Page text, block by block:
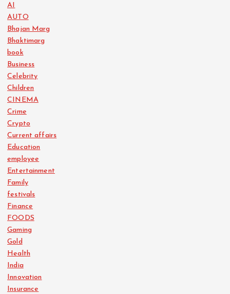
AI
AUTO
Bhajan Marg
Bhaktimarg
book
Business
Celebrity
Children
CINEMA
Crime
Crypto
Current affairs
Education
employee
Entertainment
Family
festivals
Finance
FOODS
Gaming
Gold
Health
India
Innovation
Insurance